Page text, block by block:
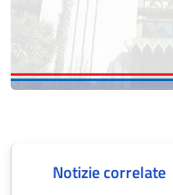
Notizie correlate